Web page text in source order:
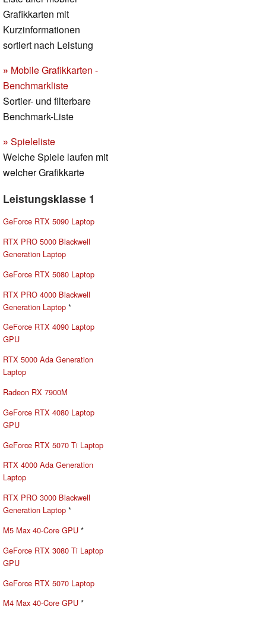
Grafikkarten mit
Kurzinformationen
sortiert nach Leistung
» Mobile Grafikkarten -
Benchmarkliste
Sortier- und filterbare
Benchmark-Liste
» Spieleliste
Welche Spiele laufen mit
welcher Grafikkarte
Leistungsklasse 1
GeForce RTX 5090 Laptop
RTX PRO 5000 Blackwell
Generation Laptop
GeForce RTX 5080 Laptop
RTX PRO 4000 Blackwell
Generation Laptop *
GeForce RTX 4090 Laptop
GPU
RTX 5000 Ada Generation
Laptop
Radeon RX 7900M
GeForce RTX 4080 Laptop
GPU
GeForce RTX 5070 Ti Laptop
RTX 4000 Ada Generation
Laptop
RTX PRO 3000 Blackwell
Generation Laptop *
M5 Max 40-Core GPU *
GeForce RTX 3080 Ti Laptop
GPU
GeForce RTX 5070 Laptop
M4 Max 40-Core GPU *